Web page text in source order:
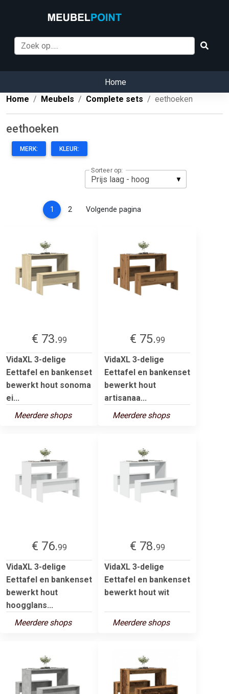
Home
Home
Meubels Complete sets eethoeken
eethoeken
MERK: KLEUR:
Sorteer op:
1 (current)
2 Volgende pagina
€ 73.99
VidaXL 3-delige
Eettafel en bankenset
bewerkt hout sonoma
ei...
Meerdere shops
€ 75.99
VidaXL 3-delige
Eettafel en bankenset
bewerkt hout
artisanaa...
Meerdere shops
€ 76.99
VidaXL 3-delige
Eettafel en bankenset
bewerkt hout
hoogglans...
Meerdere shops
€ 78.99
VidaXL 3-delige
Eettafel en bankenset
bewerkt hout wit
Meerdere shops